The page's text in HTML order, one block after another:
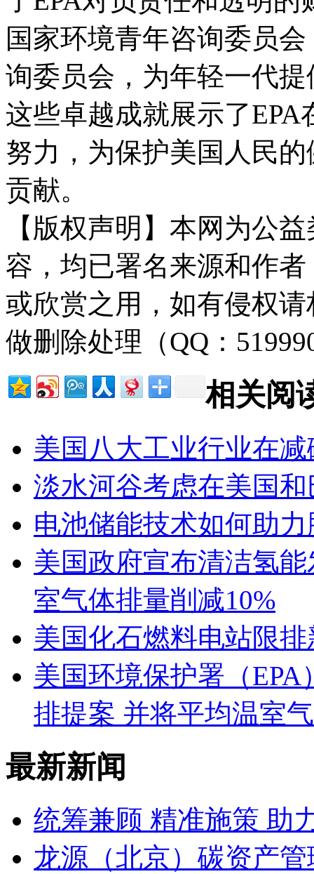
国家环境青年咨询委员
询委员会，为年轻一代
这些卓越成就展示了
努力，为保护美国人民
贡献。
【版权声明】本网为公
容，均已署名来源和作
或欣赏之用，如有侵权
做删除处理（QQ：
相关阅
美国八大工业行业在
淡水河谷考虑在美国
电池储能技术如何助力
美国政府宣布清洁氢
室气体排量削减10%
美国化石燃料电站限
美国环境保护署（
排提案 并将平均温室
最新新闻
统筹兼顾 精准施策 助
龙源（北京）碳资产